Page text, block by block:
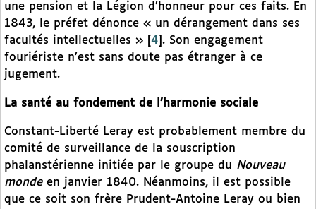
une pension et la Légion d’honneur pour ces faits. En
1843, le préfet dénonce « un dérangement dans ses
facultés intellectuelles »
4 . Son engagement
fouriériste n’est sans doute pas étranger à ce
jugement.
La santé au fondement de l’harmonie sociale
Constant-Liberté Leray est probablement membre du
comité de surveillance de la souscription
phalanstérienne initiée par le groupe du Nouveau
mondeen janvier 1840. Néanmoins, il est possible
que ce soit son frère Prudent-Antoine Leray ou bien